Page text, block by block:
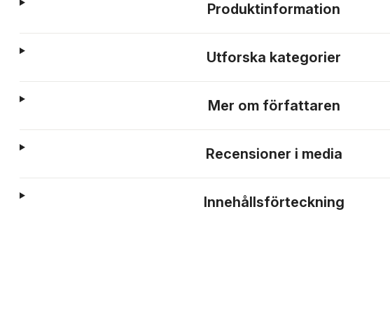
Produktinformation
Utforska kategorier
Mer om författaren
Recensioner i media
Innehållsförteckning